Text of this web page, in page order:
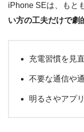
iPhone SEは、もと
い方の工夫だけで劇
充電習慣を見
不要な通信や
明るさやアプ